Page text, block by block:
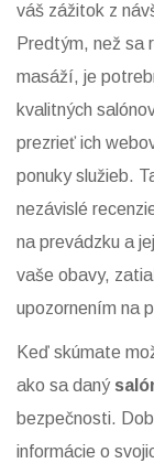
váš zážitok z
Predtým, než sa
masáží, je
kvalitných
prezrieť ich
ponuky služieb.
nezávislé
na prevádzku a
vaše obavy,
upozornením na
Keď skúmate
ako sa daný
bezpečnosti.
informácie o